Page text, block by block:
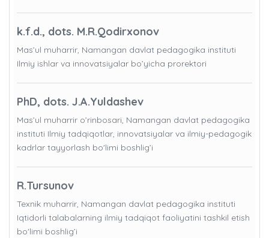
k.f.d., dots. M.R.Qodirxonov
Mas’ul muharrir, Namangan davlat pedagogika instituti
Ilmiy ishlar va innovatsiyalar bo’yicha prorektori
PhD, dots. J.A.Yuldashev
Mas’ul muharrir o’rinbosari, Namangan davlat pedagogika
instituti Ilmiy tadqiqotlar, innovatsiyalar va ilmiy-pedagogik
kadrlar tayyorlash bo'limi boshlig’i
R.Tursunov
Texnik muharrir, Namangan davlat pedagogika instituti
Iqtidorli talabalarning ilmiy tadqiqot faoliyatini tashkil etish
bo'limi boshlig’i